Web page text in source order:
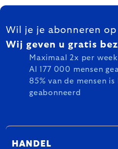
FOOTER
Wil je je abonneren
Wij geven u gratis
Maximaal 2x per week
Al 177 000 mensen
85% van de mensen
geabonneerd
HANDEL